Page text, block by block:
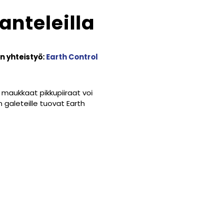
yhteistyö:Earth Control
pikkupiiraat voi
galeteille tuovat Earth